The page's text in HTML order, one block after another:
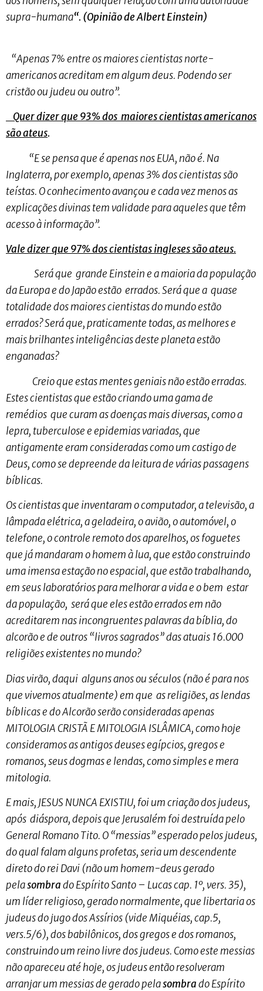
supra-humana“. (Opinião de Albert Einstein)
“Apenas 7% entre os maiores cientistas norte-
americanos acreditam em algum deus. Podendo ser
cristão ou judeu ou outro”.
Quer dizer que 93% dos maiores cientistas americanos
são ateus.
“E se pensa que é apenas nos EUA, não é. Na
Inglaterra, por exemplo, apenas 3% dos cientistas são
teístas. O conhecimento avançou e cada vez menos as
explicações divinas tem validade para aqueles que têm
acesso à informação”.
Vale dizer que 97% dos cientistas ingleses são ateus.
Será que grande Einstein e a maioria da população
da Europa e do Japão estão errados. Será que a quase
totalidade dos maiores cientistas do mundo estão
errados? Será que, praticamente todas, as melhores e
mais brilhantes inteligências deste planeta estão
enganadas?
Creio que estas mentes geniais não estão erradas.
Estes cientistas que estão criando uma gama de
remédios que curam as doenças mais diversas, como a
lepra, tuberculose e epidemias variadas, que
antigamente eram consideradas como um castigo de
Deus, como se depreende da leitura de várias passagens
bíblicas.
Os cientistas que inventaram o computador, a televisão, a
lâmpada elétrica, a geladeira, o avião, o automóvel, o
telefone, o controle remoto dos aparelhos, os foguetes
que já mandaram o homem à lua, que estão construindo
uma imensa estação no espacial, que estão trabalhando,
em seus laboratórios para melhorar a vida e o bem estar
da população, será que eles estão errados em não
acreditarem nas incongruentes palavras da bíblia, do
alcorão e de outros “livros sagrados” das atuais 16.000
religiões existentes no mundo?
Dias virão, daqui alguns anos ou séculos (não é para nos
que vivemos atualmente) em que as religiões, as lendas
bíblicas e do Alcorão serão consideradas apenas
MITOLOGIA CRISTÃ E MITOLOGIA ISLÂMICA, como hoje
consideramos as antigos deuses egípcios, gregos e
romanos, seus dogmas e lendas, como simples e mera
mitologia.
E mais, JESUS NUNCA EXISTIU, foi um criação dos judeus,
após diáspora, depois que Jerusalém foi destruída pelo
General Romano Tito. O “messias” esperado pelos judeus,
do qual falam alguns profetas, seria um descendente
direto do rei Davi (não um homem-deus gerado
pelasombrado Espírito Santo – Lucas cap. 1º, vers. 35),
um líder religioso, gerado normalmente, que libertaria os
judeus do jugo dos Assírios (vide Miquéias, cap.5,
vers.5/6), dos babilônicos, dos gregos e dos romanos,
construindo um reino livre dos judeus. Como este messias
não apareceu até hoje, os judeus então resolveram
arranjar um messias de gerado pelasombrado Espírito